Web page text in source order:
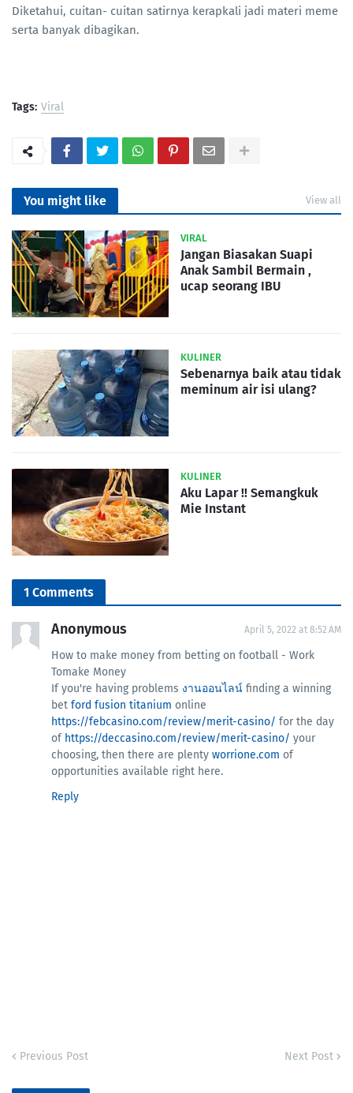
Diketahui, cuitan- cuitan satirnya kerapkali jadi materi meme
serta banyak dibagikan.
Tags: Viral
You might like View all
VIRAL
Jangan Biasakan Suapi
Anak Sambil Bermain ,
ucap seorang IBU
KULINER
Sebenarnya baik atau tidak
meminum air isi ulang?
KULINER
Aku Lapar !! Semangkuk
Mie Instant
1 Comments
Anonymous April 5, 2022 at 8:52 AM
How to make money from betting on football - Work
Tomake Money
If you're having problems งานออนไลน์ finding a winning
bet ford fusion titanium online
https://febcasino.com/review/merit-casino/ for the day
of https://deccasino.com/review/merit-casino/ your
choosing, then there are plenty worrione.com of
opportunities available right here.
Reply
Previous Post Next Post